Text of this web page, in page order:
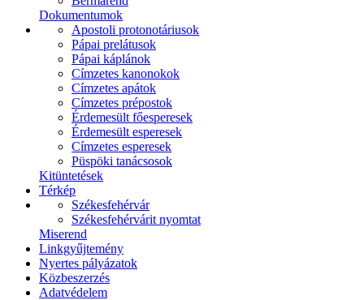
Dokumentumok
Apostoli protonotáriusok
Pápai prelátusok
Pápai káplánok
Címzetes kanonokok
Címzetes apátok
Címzetes prépostok
Érdemesült főesperesek
Érdemesült esperesek
Címzetes esperesek
Püspöki tanácsosok
Kitüntetések
Térkép
Székesfehérvár
Székesfehérvárit nyomtat
Miserend
Linkgyűjtemény
Nyertes pályázatok
Közbeszerzés
Adatvédelem